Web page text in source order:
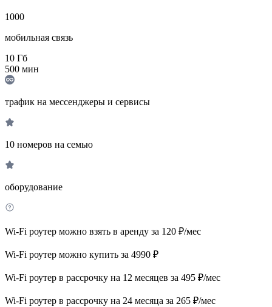
1000
мобильная связь
10 Гб
500 мин
трафик на мессенджеры и сервисы
10 номеров на семью
оборудование
Wi-Fi роутер можно взять в аренду за 120 ₽/мес
Wi-Fi роутер можно купить за 4990 ₽
Wi-Fi роутер в рассрочку на 12 месяцев за 495 ₽/мес
Wi-Fi роутер в рассрочку на 24 месяца за 265 ₽/мес